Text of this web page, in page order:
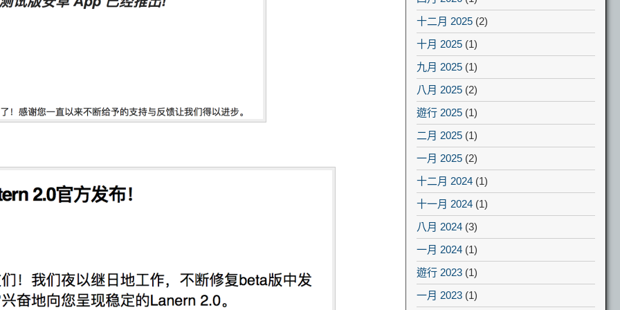
十二月 2025 (2)
十月 2025 (1)
九月 2025 (1)
八月 2025 (2)
遊行 2025 (1)
二月 2025 (1)
一月 2025 (2)
十二月 2024 (1)
十一月 2024 (1)
八月 2024 (3)
一月 2024 (1)
遊行 2023 (1)
一月 2023 (1)